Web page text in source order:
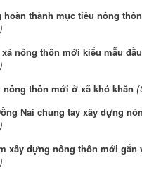
hoàn thành mục tiêu nông
nông thôn mới kiểu mẫu
nông thôn mới ở xã khó khăn
Nai chung tay xây dựng
xây dựng nông thôn mới gắn